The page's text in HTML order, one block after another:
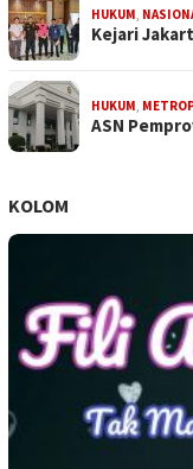
HUKUM,
Kejari
HUKUM,
ASN
KOLOM